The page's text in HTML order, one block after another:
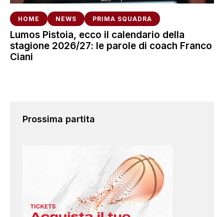
HOME NEWS PRIMA SQUADRA
Lumos Pistoia, ecco il calendario della
stagione 2026/27: le parole di coach Franco
Ciani
Prossima partita